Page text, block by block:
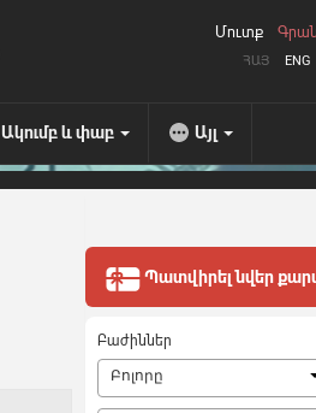
ՀԱՅ ENG
Մուտք
Ակումբ և փաբ Այլ
Պատվիրել նվեր
Բաժիններ
Բոլորը